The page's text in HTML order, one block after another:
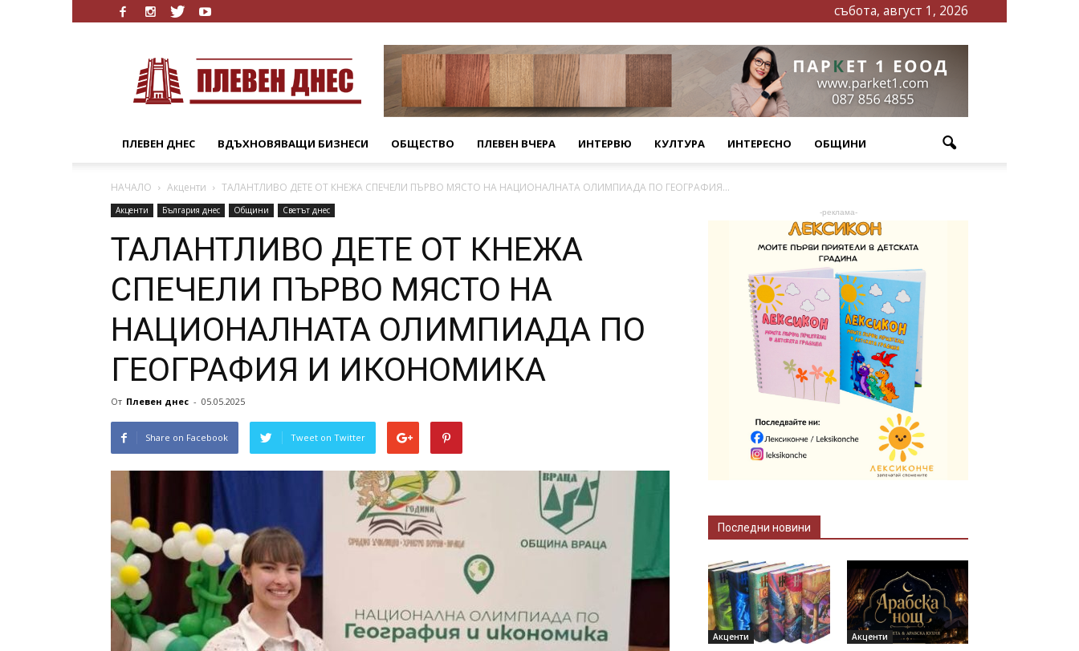
събота, август 1, 2026
Днес
ПЛЕВЕН ДНЕС ВДЪХНОВЯВАЩИ БИЗНЕСИ ОБЩЕСТВО ПЛЕВЕН ВЧЕРА ИНТЕРВЮ КУЛТУРА ИНТЕРЕСНО ОБЩИНИ
НАЧАЛО Акценти ТАЛАНТЛИВО ДЕТЕ ОТ КНЕЖА СПЕЧЕЛИ ПЪРВО МЯСТО НА НАЦИОНАЛНАТА ОЛИМПИАДА ПО ГЕОГРАФИЯ...
Акценти България днес Общини Светът днес
ТАЛАНТЛИВО ДЕТЕ ОТ КНЕЖА
СПЕЧЕЛИ ПЪРВО МЯСТО НА
НАЦИОНАЛНАТА ОЛИМПИАДА ПО
ГЕОГРАФИЯ И ИКОНОМИКА
От Плевен днес - 05.05.2025
Share on Facebook Tweet on Twitter
-реклама-
Последни новини
Акценти Акценти